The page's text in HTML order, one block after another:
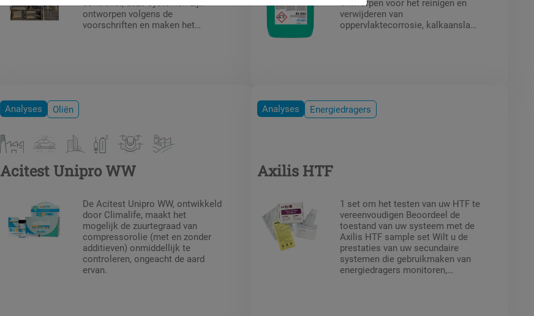
ontworpen volgens de
voorschriften en maken het
verwijderen van
oppervlaktecorrosie, kalkaanslag
Analyses Oliën
Acitest Unipro WW
De Acitest Unipro WW, ontwikkeld
door Climalife, maakt het
mogelijk de zuurtegraad van
compressorolie (met en zonder
additieven) onmiddellijk te
controleren, ongeacht de aard
ervan.
Analyses Energiedragers
Axilis HTF
1 set om het testen van uw HTF te
vereenvoudigen Beoordeel de
toestand van uw systeem met de
Axilis HTF sample set Wilt u de
prestaties van uw secundaire
systemen die gebruikmaken van
energiedragers monitoren,